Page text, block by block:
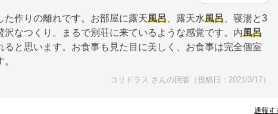
た作りの離れです。お部屋に露天風呂 、露天水風呂 、寝湯と3
沢なつくり。まるで別荘に来ているような感覚です。内風呂
と思います。お食事も見た目に美しく、お食事は完全個室
コリドラス さんの回答（投稿日：2021/3/17）
通報す